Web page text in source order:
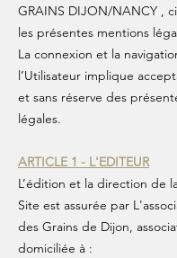
GRAINS DIJON/NANCY ,
les présentes mentions
La connexion et la
l’Utilisateur implique
et sans réserve des
légales.
ARTICLE 1 - L'EDITEUR
L’édition et la direction de
Site est assurée par
des Grains de Dijon,
domiciliée à :